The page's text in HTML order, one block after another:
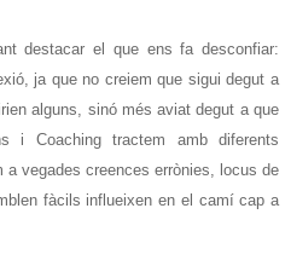
destacar el que ens fa desconfiar:
ja que no creiem que sigui degut a
alguns, sinó més aviat degut a que
i Coaching tractem amb diferents
a vegades creences errònies, locus de
fàcils influeixen en el camí cap a